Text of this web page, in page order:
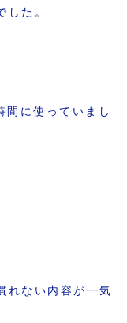
した。
に使っていまし
れない内容が一気